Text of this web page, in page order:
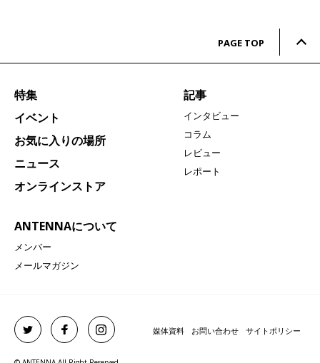
PAGE TOP
特集
イベント
お気に入りの場所
ニュース
オンラインストア
ANTENNAについて
メンバー
メールマガジン
記事
インタビュー
コラム
レビュー
レポート
媒体資料 お問い合わせ サイトポリシー